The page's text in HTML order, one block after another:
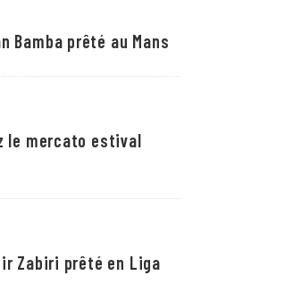
Bamba prêté au Mans
le mercato estival
Zabiri prêté en Liga